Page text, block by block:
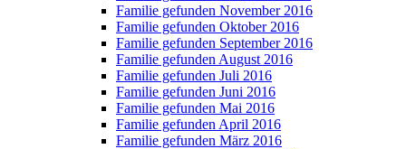
Familie gefunden November 2016
Familie gefunden Oktober 2016
Familie gefunden September 2016
Familie gefunden August 2016
Familie gefunden Juli 2016
Familie gefunden Juni 2016
Familie gefunden Mai 2016
Familie gefunden April 2016
Familie gefunden März 2016